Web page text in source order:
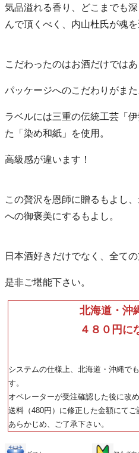
気品溢れる香り、どこまでも
んで頂くべく、内山杜氏が魂
こだわったのはお酒だけではあ
パッケージへのこだわりがまた
ラベルには三重の伝統工芸「
た「染め和紙」を使用。
高級感が違います！
この贅沢を恩師に贈るもよし
への御褒美にするもよし。
日本酒好きだけでなく、全て
是非ご堪能下さい。
北海道・沖
４８０円に
システムの仕様上、北海道・沖縄で
す。
オペレーターが受注確認した後に改
送料（480円）に修正した金額にてご
あらかじめ、ご了承下さい。